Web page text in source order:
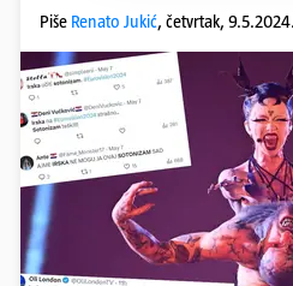
Piše Renato Jukić, četvrtak,